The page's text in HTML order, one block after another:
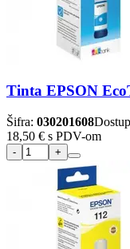
Tinta EPSON
Šifra: 030201608
18,50 € s PDV-om